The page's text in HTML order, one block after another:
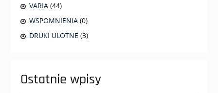
VARIA (44)
WSPOMNIENIA (0)
DRUKI ULOTNE (3)
Ostatnie wpisy